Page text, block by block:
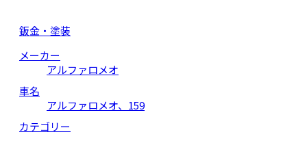
鈑金・塗装
メーカー
アルファロメオ
車名
アルファロメオ、159
カテゴリー